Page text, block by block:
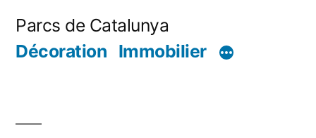
Parcs de Catalunya
Décoration Immobilier